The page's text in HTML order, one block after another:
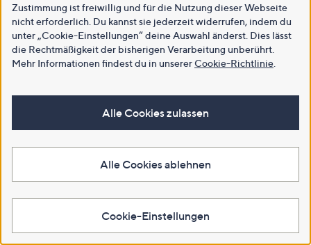
Zustimmung ist freiwillig und für die Nutzung dieser Webseite
nicht erforderlich. Du kannst sie jederzeit widerrufen, indem du
unter „Cookie-Einstellungen“ deine Auswahl änderst. Dies lässt
die Rechtmäßigkeit der bisherigen Verarbeitung unberührt.
Mehr Informationen findest du in unsererCookie-Richtlinie
Alle Cookies zulassen
Alle Cookies ablehnen
Cookie-Einstellungen